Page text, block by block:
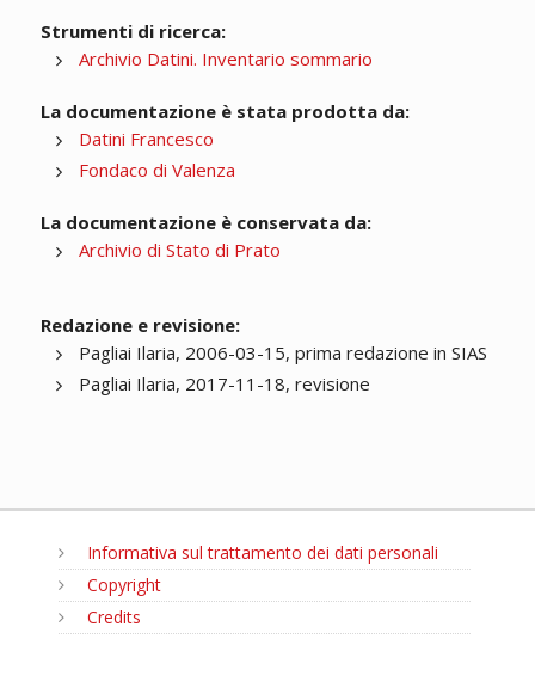
Strumenti di ricerca:
Archivio Datini. Inventario sommario
La documentazione è stata prodotta da:
Datini Francesco
Fondaco di Valenza
La documentazione è conservata da:
Archivio di Stato di Prato
Redazione e revisione:
Pagliai Ilaria, 2006-03-15, prima redazione in SIAS
Pagliai Ilaria, 2017-11-18, revisione
Informativa sul trattamento dei dati personali
Copyright
Credits